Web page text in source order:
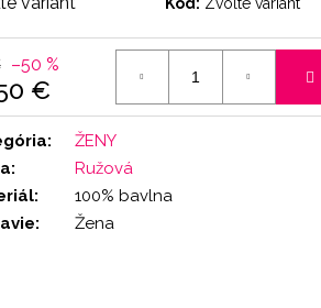
Kód: Zvoľte variant
–50 %
€
:
ŽENY
:
Ružová
:
100% bavlna
: Žena